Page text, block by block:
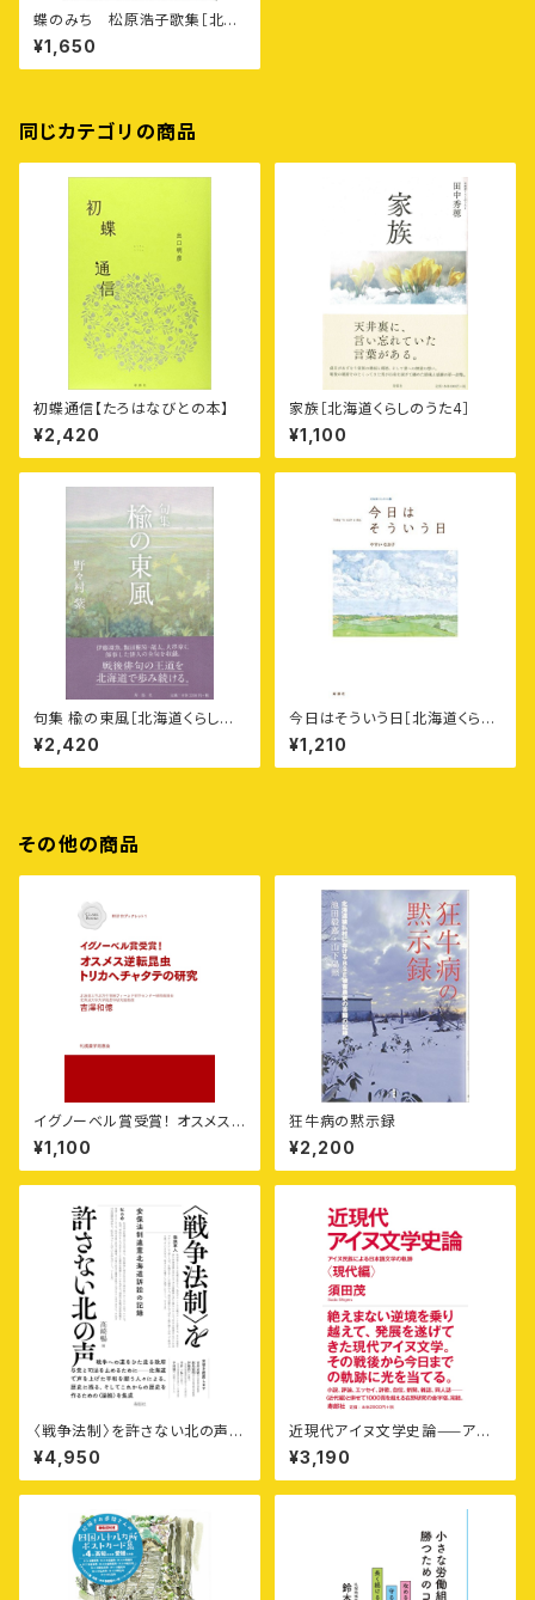
蝶のみち 松原浩子歌集［北海
道くらしのうた1］
¥1,650
同じカテゴリの商品
初蝶通信【たろはなびとの本】
¥2,420
家族［北海道くらしのうた4］
¥1,100
句集 楡の東風［北海道くらしの
うた3］
¥2,420
今日はそういう日［北海道くらし
のうた2］
¥1,210
その他の商品
イグノーベル賞受賞！ オスメス
逆転昆虫トリカヘチャタテの研
究
¥1,100
狂牛病の黙示録
¥2,200
〈戦争法制〉を許さない北の声
——安保法制違憲北海道訴訟
の記録
¥4,950
近現代アイヌ文学史論⸺アイ
ヌ民族による日本語文学の軌跡
〈現代編〉
¥3,190